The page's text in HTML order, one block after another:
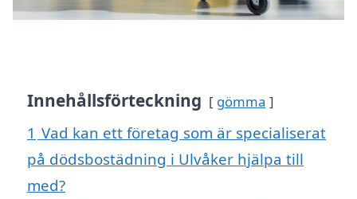
Innehållsförteckning gömma
1 Vad kan ett företag som är specialiserat
på dödsbostädning i Ulvåker hjälpa till
med?